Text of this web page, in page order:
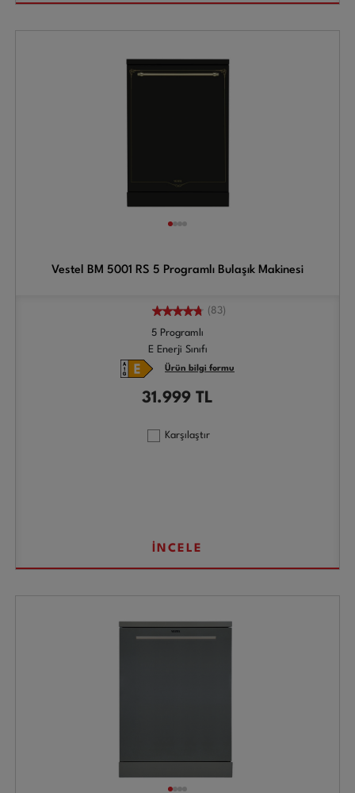
Vestel BM 5001 RS 5 Programlı Bulaşık Makinesi
(83)
5 Programlı
E Enerji Sınıfı
Ürün bilgi formu
31.999 TL
Karşılaştır
İNCELE